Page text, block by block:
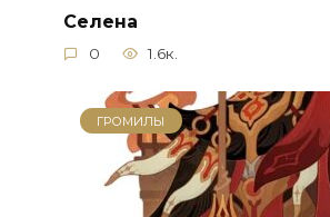
Селена
0 1.6к.
ГРОМИЛЫ